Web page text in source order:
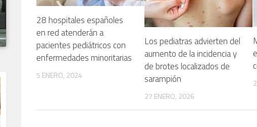
28 hospitales españoles
en red atenderán a
pacientes pediátricos con
enfermedades minoritarias
5 ENERO, 2024
Los pediatras advierten del
aumento de la incidencia y
de brotes localizados de
sarampión
27 ENERO, 2026